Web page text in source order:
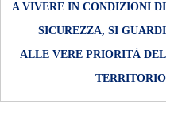
A VIVERE IN CONDIZIONI DI
SICUREZZA, SI GUARDI
ALLE VERE PRIORITÀ DEL
TERRITORIO